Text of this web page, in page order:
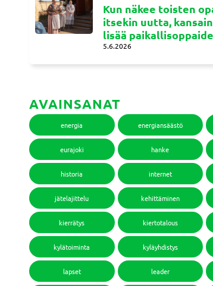
Kun näkee toisten
itsekin uutta,
lisää
5.6.2026
AVAINSANAT
energia energiansäästö
eurajoki hanke
historia internet
jätelajittelu kehittäminen
kierrätys kiertotalous
kylätoiminta kyläyhdistys
lapset leader